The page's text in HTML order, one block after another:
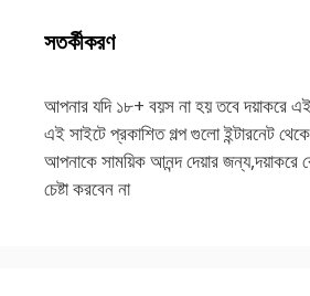
সতর্কীকরণ
আপনার যদি ১৮+ বয়স না হয় তবে দয়াকরে
এই সাইটে প্রকাশিত গল্প গুলো ইন্টারনেট
আপনাকে সাময়িক আনন্দ দেয়ার জন্য,দয়াকরে
চেষ্টা করবেন না